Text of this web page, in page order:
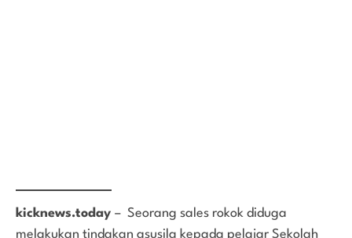
kicknews.today – Seorang sales rokok diduga
melakukan tindakan asusila kepada pelajar Sekolah